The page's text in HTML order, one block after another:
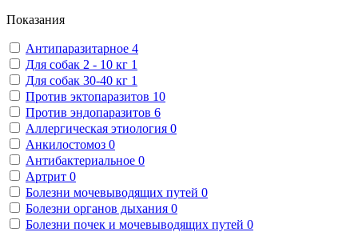
Показания
Антипаразитарное 4
Для собак 2 - 10 кг 1
Для собак 30-40 кг 1
Против эктопаразитов 10
Против эндопаразитов 6
Аллергическая этиология 0
Анкилостомоз 0
Антибактериальное 0
Артрит 0
Болезни мочевыводящих путей 0
Болезни органов дыхания 0
Болезни почек и мочевыводящих путей 0